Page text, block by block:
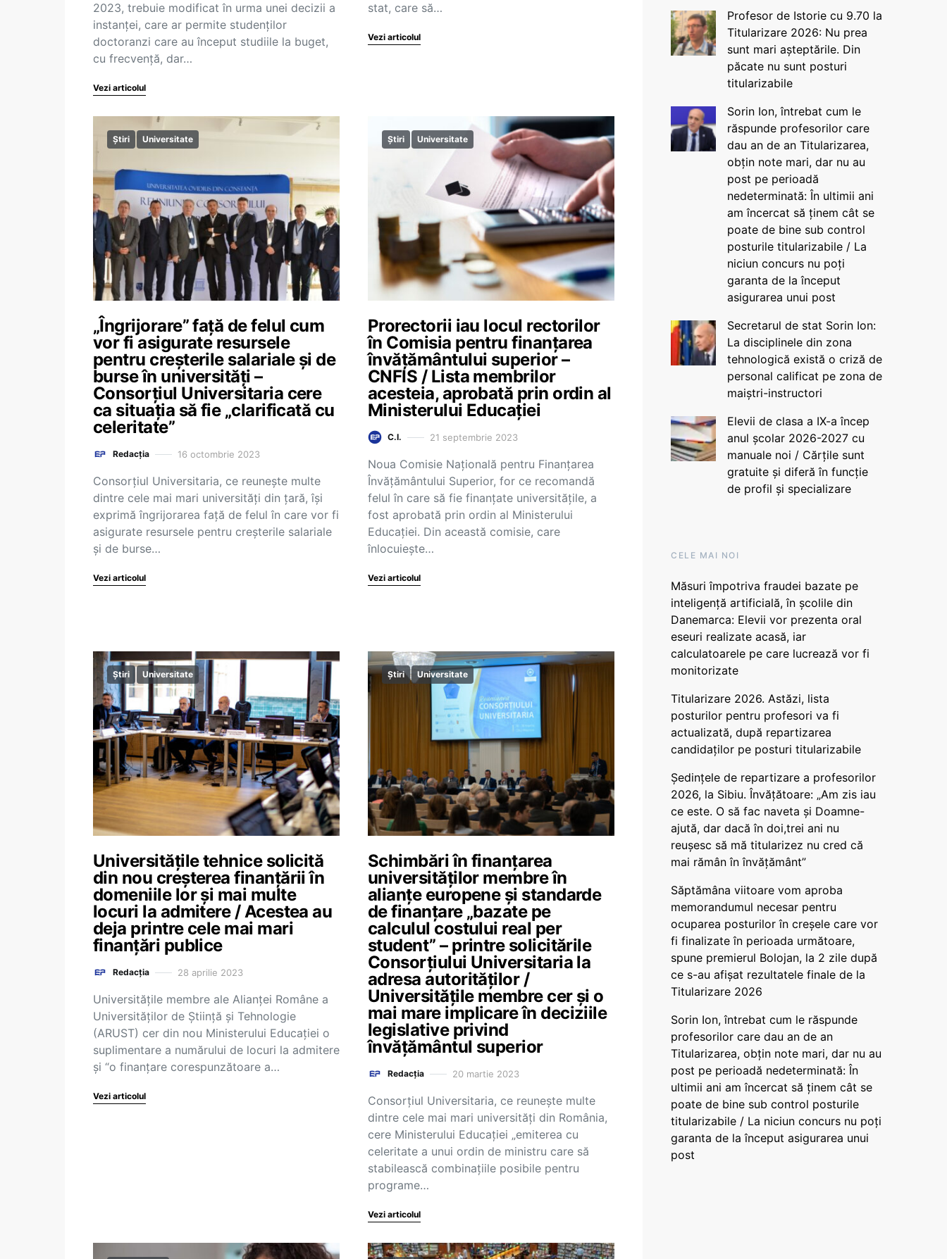
2023, trebuie modificat în urma unei decizii a
instanței, care ar permite studenților
doctoranzi care au început studiile la buget,
cu frecvență, dar…
Vezi articolul
stat, care să…
Vezi articolul
Știri Universitate
„Îngrijorare” față de felul cum
vor fi asigurate resursele
pentru creșterile salariale și de
burse în universități –
Consorțiul Universitaria cere
ca situația să fie „clarificată cu
celeritate”
Redacția 16 octombrie 2023
Consorțiul Universitaria, ce reunește multe
dintre cele mai mari universități din țară, își
exprimă îngrijorarea față de felul în care vor fi
asigurate resursele pentru creșterile salariale
și de burse…
Vezi articolul
Știri Universitate
Prorectorii iau locul rectorilor
în Comisia pentru finanțarea
învățământului superior –
CNFIS / Lista membrilor
acesteia, aprobată prin ordin al
Ministerului Educației
C.I. 21 septembrie 2023
Noua Comisie Națională pentru Finanțarea
Învățământului Superior, for ce recomandă
felul în care să fie finanțate universitățile, a
fost aprobată prin ordin al Ministerului
Educației. Din această comisie, care
înlocuiește…
Vezi articolul
Știri Universitate
Universitățile tehnice solicită
din nou creșterea finanțării în
domeniile lor și mai multe
locuri la admitere / Acestea au
deja printre cele mai mari
finanțări publice
Redacția 28 aprilie 2023
Universitățile membre ale Alianței Române a
Universităților de Știință și Tehnologie
(ARUST) cer din nou Ministerului Educației o
suplimentare a numărului de locuri la admitere
și “o finanțare corespunzătoare a…
Vezi articolul
Știri Universitate
Schimbări în finanțarea
universităților membre în
alianțe europene și standarde
de finanțare „bazate pe
calculul costului real per
student” – printre solicitările
Consorțiului Universitaria la
adresa autorităților /
Universitățile membre cer și o
mai mare implicare în deciziile
legislative privind
învățământul superior
Redacția 20 martie 2023
Consorțiul Universitaria, ce reunește multe
dintre cele mai mari universități din România,
cere Ministerului Educației „emiterea cu
celeritate a unui ordin de ministru care să
stabilească combinațiile posibile pentru
programe…
Vezi articolul
Profesor de Istorie cu 9.70 la
Titularizare 2026: Nu prea
sunt mari așteptările. Din
păcate nu sunt posturi
titularizabile
Sorin Ion, întrebat cum le
răspunde profesorilor care
dau an de an Titularizarea,
obțin note mari, dar nu au
post pe perioadă
nedeterminată: În ultimii ani
am încercat să ținem cât se
poate de bine sub control
posturile titularizabile / La
niciun concurs nu poți
garanta de la început
asigurarea unui post
Secretarul de stat Sorin Ion:
La disciplinele din zona
tehnologică există o criză de
personal calificat pe zona de
maiștri-instructori
Elevii de clasa a IX-a încep
anul școlar 2026-2027 cu
manuale noi / Cărțile sunt
gratuite și diferă în funcție
de profil și specializare
CELE MAI NOI
Măsuri împotriva fraudei bazate pe
inteligență artificială, în școlile din
Danemarca: Elevii vor prezenta oral
eseuri realizate acasă, iar
calculatoarele pe care lucrează vor fi
monitorizate
Titularizare 2026. Astăzi, lista
posturilor pentru profesori va fi
actualizată, după repartizarea
candidaților pe posturi titularizabile
Ședințele de repartizare a profesorilor
2026, la Sibiu. Învățătoare: „Am zis iau
ce este. O să fac naveta și Doamne-
ajută, dar dacă în doi,trei ani nu
reușesc să mă titularizez nu cred că
mai rămân în învățământ”
Săptămâna viitoare vom aproba
memorandumul necesar pentru
ocuparea posturilor în creșele care vor
fi finalizate în perioada următoare,
spune premierul Bolojan, la 2 zile după
ce s-au afișat rezultatele finale de la
Titularizare 2026
Sorin Ion, întrebat cum le răspunde
profesorilor care dau an de an
Titularizarea, obțin note mari, dar nu au
post pe perioadă nedeterminată: În
ultimii ani am încercat să ținem cât se
poate de bine sub control posturile
titularizabile / La niciun concurs nu poți
garanta de la început asigurarea unui
post